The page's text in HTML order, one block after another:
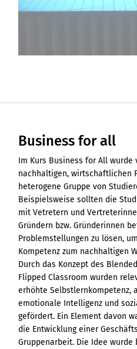
Business for all
Im Kurs Business for All
nachhaltigen, wirtschaftlichen
heterogene Gruppe von
Beispielsweise sollten die
mit Vetretern und
Gründern bzw. Gründerinnen
Problemstellungen zu lösen,
Kompetenz zum nachhaltigen
Durch das Konzept des
Flipped Classroom wurden
erhöhte Selbstlernkompetenz,
emotionale Intelligenz und
gefördert. Ein Element davon
die Entwicklung einer
Gruppenarbeit. Die Idee wurde